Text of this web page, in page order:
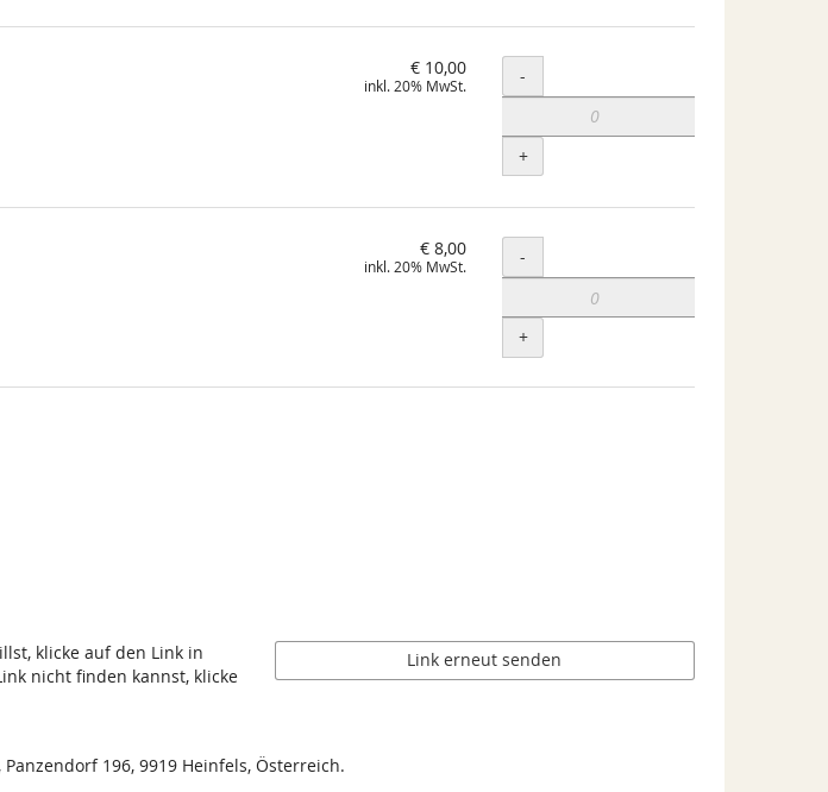
€ 10,00
inkl. 20% MwSt. Menge
-
+
€ 8,00
inkl. 20% MwSt. Menge
-
+
klicke auf den Link in
nicht finden kannst, klicke
Link erneut senden
196, 9919 Heinfels, Österreich.